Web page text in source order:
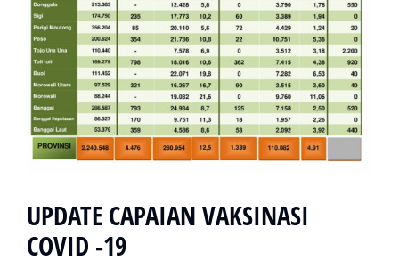
UPDATE CAPAIAN VAKSINASI
COVID -19